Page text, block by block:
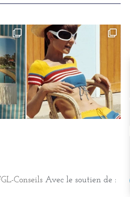
ConseilsAvec le soutien de :